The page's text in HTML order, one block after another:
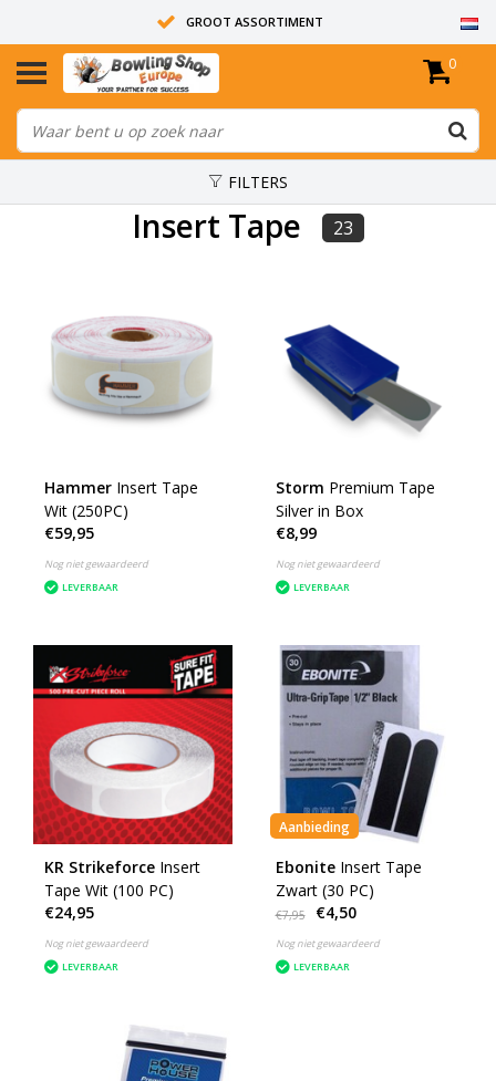
GROOT ASSORTIMENT
14 DAGEN RETOUR RECHT
ALLE BOWLINGBALLEN ZIJN ONGEBOORD
0
FILTERS
Insert Tape 23
Hammer Insert Tape
Wit (250PC)
€59,95
Nog niet gewaardeerd
LEVERBAAR
Storm Premium Tape
Silver in Box
€8,99
Nog niet gewaardeerd
LEVERBAAR
KR Strikeforce Insert
Tape Wit (100 PC)
€24,95
Nog niet gewaardeerd
LEVERBAAR
Aanbieding
Ebonite Insert Tape
Zwart (30 PC)
€7,95 €4,50
Nog niet gewaardeerd
LEVERBAAR